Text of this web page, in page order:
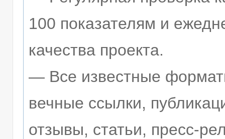
100 показателям и
качества проекта.
— Все известные
вечные ссылки,
отзывы, статьи, пресс-